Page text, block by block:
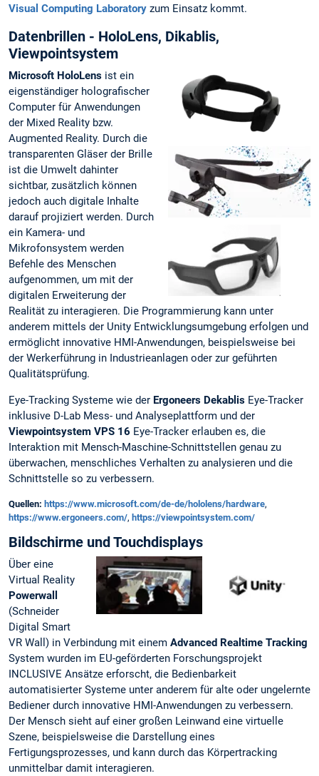
Visual Computing Laboratory zum Einsatz kommt.
Datenbrillen - HoloLens, Dikablis,
Viewpointsystem
Microsoft HoloLens ist ein
eigenständiger holografischer
Computer für Anwendungen
der Mixed Reality bzw.
Augmented Reality. Durch die
transparenten Gläser der Brille
ist die Umwelt dahinter
sichtbar, zusätzlich können
jedoch auch digitale Inhalte
darauf projiziert werden. Durch
ein Kamera- und
Mikrofonsystem werden
Befehle des Menschen
aufgenommen, um mit der
digitalen Erweiterung der
Realität zu interagieren. Die Programmierung kann unter
anderem mittels der Unity Entwicklungsumgebung erfolgen und
ermöglicht innovative HMI-Anwendungen, beispielsweise bei
der Werkerführung in Industrieanlagen oder zur geführten
Qualitätsprüfung.
Eye-Tracking Systeme wie der Ergoneers Dekablis Eye-Tracker
inklusive D-Lab Mess- und Analyseplattform und der
Viewpointsystem VPS 16 Eye-Tracker erlauben es, die
Interaktion mit Mensch-Maschine-Schnittstellen genau zu
überwachen, menschliches Verhalten zu analysieren und die
Schnittstelle so zu verbessern.
Quellen: https://www.microsoft.com/de-de/hololens/hardware,
https://www.ergoneers.com/, https://viewpointsystem.com/
Bildschirme und Touchdisplays
Über eine
Virtual Reality
Powerwall
(Schneider
Digital Smart
VR Wall) in Verbindung mit einem Advanced Realtime Tracking
System wurden im EU-geförderten Forschungsprojekt
INCLUSIVE Ansätze erforscht, die Bedienbarkeit
automatisierter Systeme unter anderem für alte oder ungelernte
Bediener durch innovative HMI-Anwendungen zu verbessern.
Der Mensch sieht auf einer großen Leinwand eine virtuelle
Szene, beispielsweise die Darstellung eines
Fertigungsprozesses, und kann durch das Körpertracking
unmittelbar damit interagieren.